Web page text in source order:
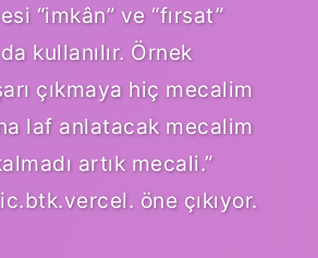
“imkân” ve “fırsat”
kullanılır. Örnek
çıkmaya hiç mecalim
laf anlatacak mecalim
artık mecali.”
öne çıkıyor.